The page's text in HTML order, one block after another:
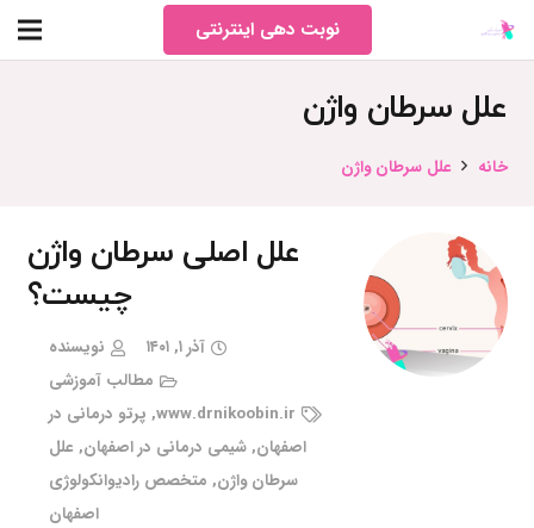
نوبت دهی اینترنتی
علل سرطان واژن
خانه علل سرطان واژن
علل اصلی سرطان واژن
چیست؟
آذر ۱, ۱۴۰۱
نویسنده
مطالب آموزشی
www.drnikoobin.ir
, پرتو درمانی در
اصفهان,شیمی درمانی در اصفهان, علل
سرطان واژن, متخصص رادیوانکولوژی
اصفهان